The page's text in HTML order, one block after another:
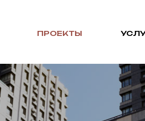
ПРОЕКТЫ